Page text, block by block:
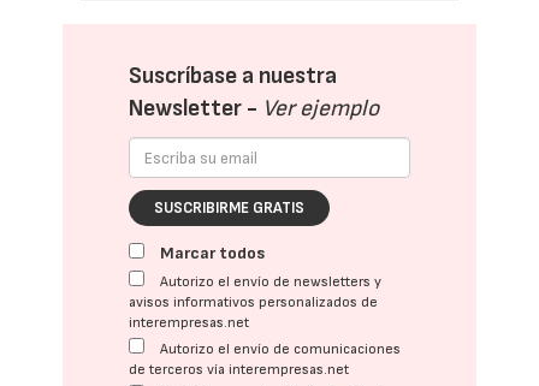
Suscríbase a nuestra
Newsletter - Ver ejemplo
SUSCRIBIRME GRATIS
Marcar todos
Autorizo el envío de newsletters y
avisos informativos personalizados de
interempresas.net
Autorizo el envío de comunicaciones
de terceros vía interempresas.net